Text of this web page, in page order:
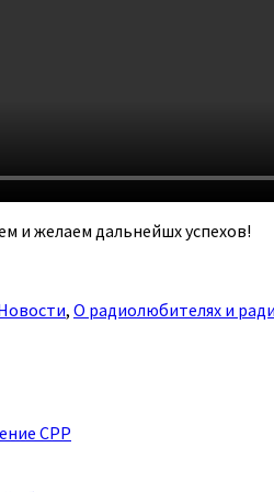
и желаем дальнейшх успехов!
, О радиолюбителях и
СРР